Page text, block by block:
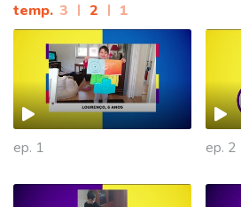
temp. 3 | 2 | 1
ep. 1 ep. 2